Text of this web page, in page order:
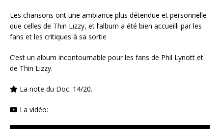
Les chansons ont une ambiance plus détendue et personnelle
que celles de Thin Lizzy, et l’album a été bien accueilli par les
fans et les critiques à sa sortie
C’est un album incontournable pour les fans de Phil Lynott et
de Thin Lizzy.
La note du Doc: 14/20.
La vidéo: